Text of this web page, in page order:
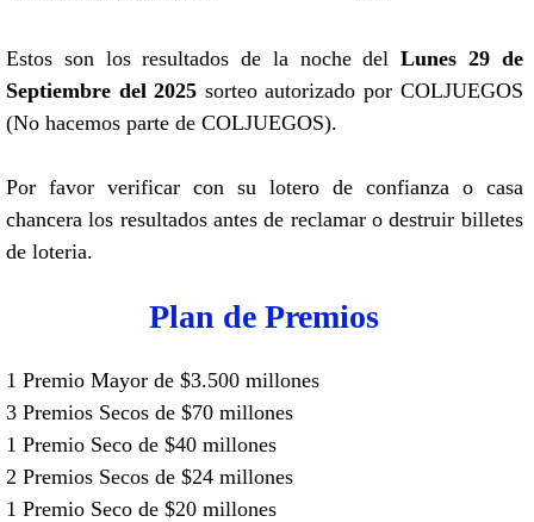
Estos son los resultados de la noche delLunes 29 de
Septiembre del 2025 sorteo autorizado por COLJUEGOS
(No hacemos parte de COLJUEGOS).
Por favor verificar con su lotero de confianza o casa
chancera los resultados antes de reclamar o destruir billetes
de loteria.
Plan de Premios
1 Premio Mayor de $3.500 millones
3 Premios Secos de $70 millones
1 Premio Seco de $40 millones
2 Premios Secos de $24 millones
1 Premio Seco de $20 millones